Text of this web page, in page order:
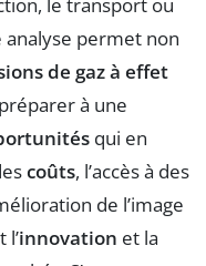
le transport ou
analyse permet non
de gaz à effet
à une
qui en
coûts, l’accès à des
de l’image
innovation et la